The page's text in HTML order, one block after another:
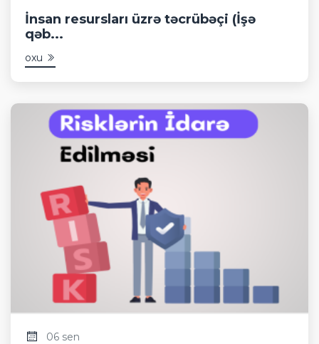
İnsan resursları üzrə təcrübəçi (İşə
qəb...
oxu
06 sen